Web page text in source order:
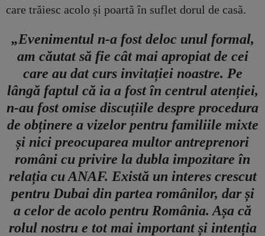
care trăiesc acolo și poartă în suflet dorul de casă.
„Evenimentul n-a fost deloc unul formal,
am căutat să fie cât mai apropiat de cei
care au dat curs invitației noastre. Pe
lângă faptul că ia a fost în centrul atenției,
n-au fost omise discuțiile despre procedura
de obținere a vizelor pentru familiile mixte
și nici preocuparea multor antreprenori
români cu privire la dubla impozitare în
relația cu ANAF. Există un interes crescut
pentru Dubai din partea românilor, dar și
a celor de acolo pentru România. Așa că
rolul nostru e tot mai important și intenția